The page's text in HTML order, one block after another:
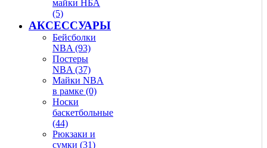
майки НБА
(5)
АКСЕССУАРЫ
Бейсболки
NBA (93)
Постеры
NBA (37)
Майки NBA
в рамке (0)
Носки
баскетбольные
(44)
Рюкзаки и
сумки (31)